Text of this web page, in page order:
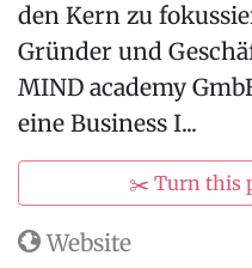
den Kern zu
Gründer und
MIND academy
eine Business I...
✂️ Turn this
Website